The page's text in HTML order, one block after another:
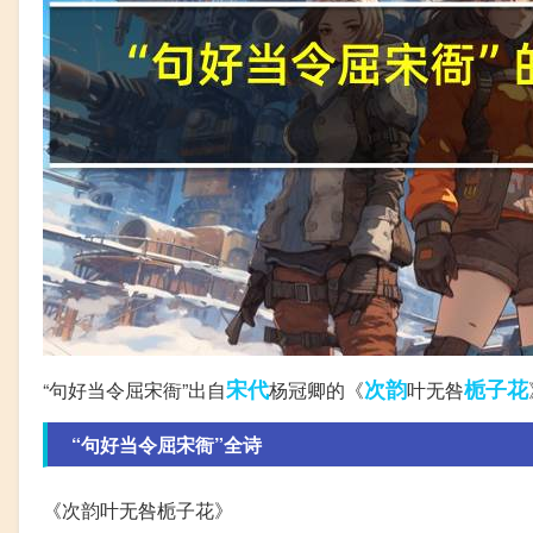
“句好当令屈宋衙”出自宋代杨冠卿的《次韵叶无咎栀子花
“句好当令屈宋衙”全诗
《次韵叶无咎栀子花》